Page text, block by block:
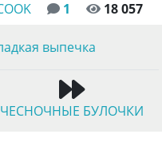
1 18 057
выпечка
ЧЕСНОЧНЫЕ БУЛОЧКИ